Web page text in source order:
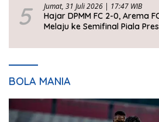
5 Jumat, 31 Juli 2026 | 17:47 WIB
Hajar DPMM FC 2-0, Arema
Melaju ke Semifinal Piala
BOLA MANIA